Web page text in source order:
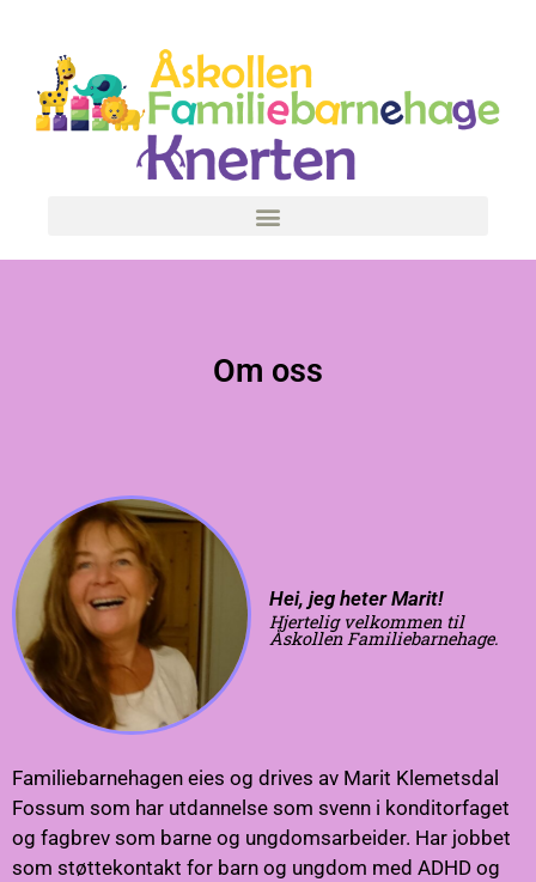
Om oss
Hei, jeg heter Marit!
Hjertelig velkommen til
Åskollen Familiebarnehage.
Familiebarnehagen eies og drives av Marit Klemetsdal
Fossum som har utdannelse som svenn i konditorfaget
og fagbrev som barne og ungdomsarbeider. Har jobbet
som støttekontakt for barn og ungdom med ADHD og